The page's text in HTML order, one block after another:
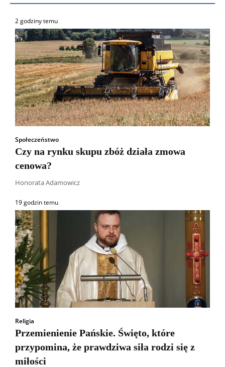
2 godziny temu
Społeczeństwo
Czy na rynku skupu zbóż działa zmowa
cenowa?
Honorata Adamowicz
19 godzin temu
Religia
Przemienienie Pańskie. Święto, które
przypomina, że prawdziwa siła rodzi się z
miłości